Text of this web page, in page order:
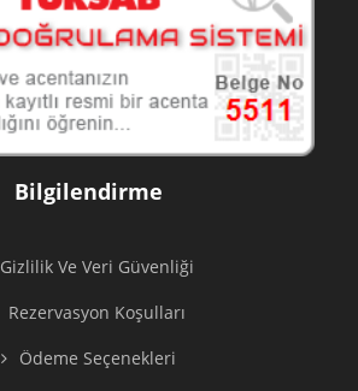
Bilgilendirme
Gizlilik Ve Veri Güvenliği
Rezervasyon Koşulları
Ödeme Seçenekleri